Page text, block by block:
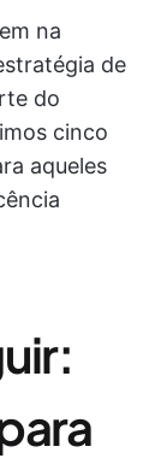
na
de
do
cinco
aqueles